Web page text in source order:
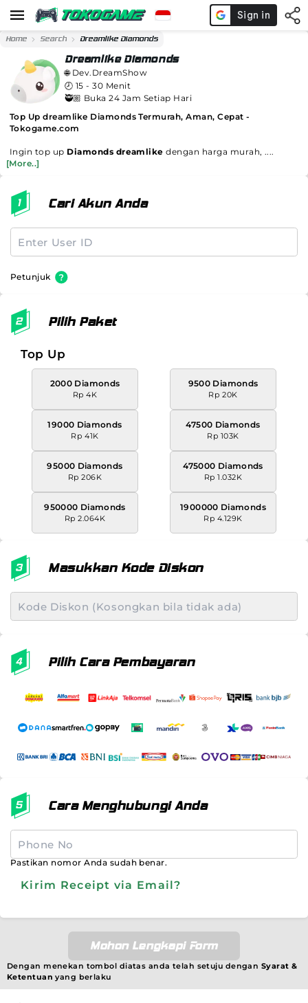
Home Search Dreamlike Diamonds
Dreamlike Diamonds
🌐 Dev.DreamShow
🕗 15 - 30 Menit
🥷🏼 Buka 24 Jam Setiap Hari
Top Up dreamlike Diamonds Termurah, Aman, Cepat -
Tokogame.com
Ingin top up Diamonds dreamlike dengan harga murah, ....
[More..]
Cari Akun Anda
Petunjuk
Pilih Paket
Top Up
2000 Diamonds
Rp 4K
9500 Diamonds
Rp 20K
19000 Diamonds
Rp 41K
47500 Diamonds
Rp 103K
95000 Diamonds
Rp 206K
475000 Diamonds
Rp 1.032K
950000 Diamonds
Rp 2.064K
1900000 Diamonds
Rp 4.129K
Masukkan Kode Diskon
Pilih Cara Pembayaran
Cara Menghubungi Anda
Pastikan nomor Anda sudah benar.
Kirim Receipt via Email?
Mohon Lengkapi Form
Dengan menekan tombol diatas anda telah setuju dengan Syarat &
Ketentuan yang berlaku